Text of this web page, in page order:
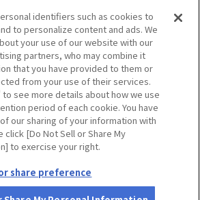
ついて
携をご検討の方へ
FEDERATION. All rights reserved.
identifiers such as cookies to
to personalize content and ads. We
your use of our website with our
partners, who may combine it
that you have provided to them or
from your use of their services.
to see more details about how we use
period of each cookie. You have
our sharing of your information with
click [Do Not Sell or Share My
to exercise your right.
share preference